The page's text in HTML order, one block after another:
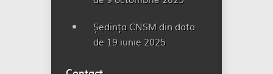
Ședința CNSM din data
de 19 iunie 2025